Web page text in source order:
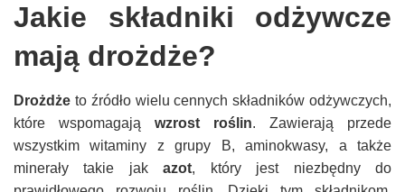
Jakie składniki odżywcze
mają drożdże?
Drożdże to źródło wielu cennych składników odżywczych,
które wspomagają wzrost roślin. Zawierają przede
wszystkim witaminy z grupy B, aminokwasy, a także
minerały takie jakazot, który jest niezbędny do